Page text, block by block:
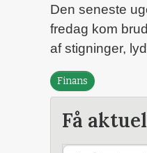
Den seneste
fredag kom
af stigninger,
Finans
Få